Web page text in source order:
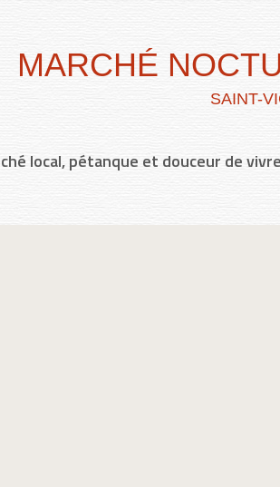
MARCHÉ
SAINT-
local, pétanque et douceur de